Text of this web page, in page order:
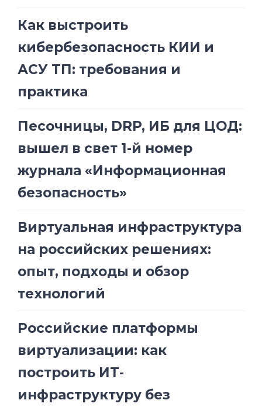
Как выстроить
кибербезопасность КИИ и
АСУ ТП: требования и
практика
Песочницы, DRP, ИБ для ЦОД:
вышел в свет 1-й номер
журнала «Информационная
безопасность»
Виртуальная инфраструктура
на российских решениях:
опыт, подходы и обзор
технологий
Российские платформы
виртуализации: как
построить ИТ-
инфраструктуру без